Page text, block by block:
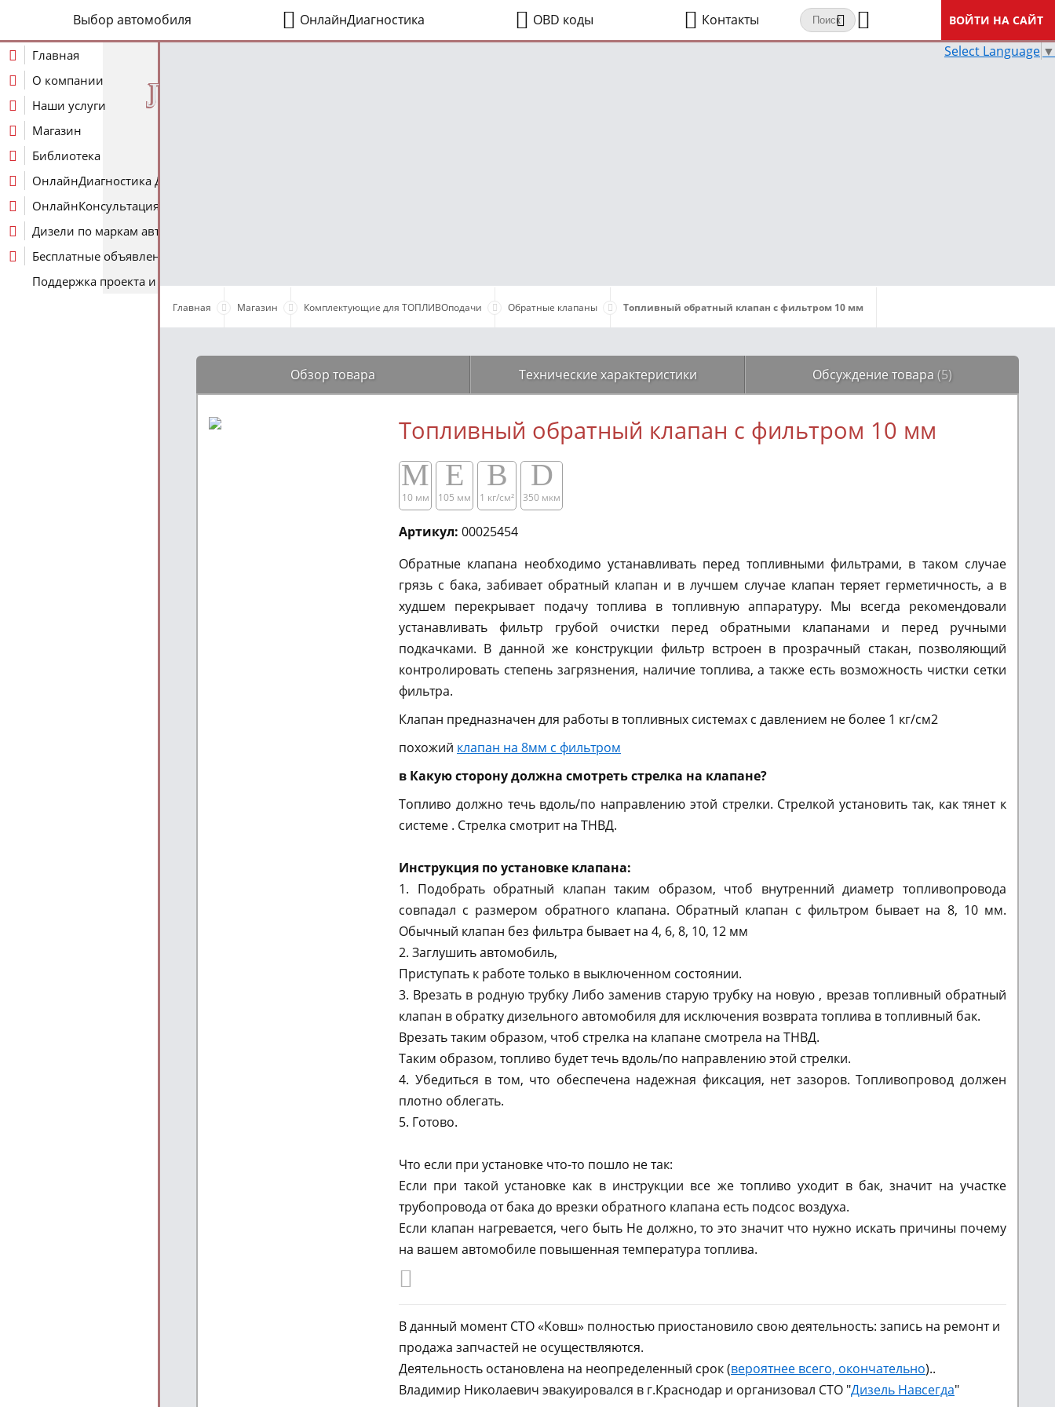
Выбор автомобиля ОнлайнДиагностика OBD коды Контакты ВОЙТИ НА САЙТ
J
Главная
О компании
Наши услуги
Магазин
Библиотека
ОнлайнДиагностика Дизеля
ОнлайнКонсультация по Дизелю
Дизели по маркам авто
Бесплатные объявления
Поддержка проекта и оплата услуг
Select Language ▼
Главная Магазин Комплектующие для ТОПЛИВОподачи Обратные клапаны Топливный обратный клапан с фильтром 10 мм
Обзор товара Технические характеристики Обсуждение товара (5)
Топливный обратный клапан с фильтром 10 мм
M
10 мм
E
105 мм
B
1 кг/см²​​
D
350 мкм
Артикул: 00025454
Обратные клапана необходимо устанавливать перед топливными фильтрами, в таком случае
грязь с бака, забивает обратный клапан и в лучшем случае клапан теряет герметичность, а в
худшем перекрывает подачу топлива в топливную аппаратуру. Мы всегда рекомендовали
устанавливать фильтр грубой очистки перед обратными клапанами и перед ручными
подкачками. В данной же конструкции фильтр встроен в прозрачный стакан, позволяющий
контролировать степень загрязнения, наличие топлива, а также есть возможность чистки сетки
фильтра.
Клапан предназначен для работы в топливных системах с давлением не более 1 кг/см2
похожий клапан на 8мм с фильтром
в Какую сторону должна смотреть стрелка на клапане?
Топливо должно течь вдоль/по направлению этой стрелки. Стрелкой установить так, как тянет к
системе . Стрелка смотрит на ТНВД.
Инструкция по установке клапана:
1. Подобрать обратный клапан таким образом, чтоб внутренний диаметр топливопровода
совпадал с размером обратного клапана. Обратный клапан с фильтром бывает на 8, 10 мм.
Обычный клапан без фильтра бывает на 4, 6, 8, 10, 12 мм
2. Заглушить автомобиль,
Приступать к работе только в выключенном состоянии.
3. Врезать в родную трубку Либо заменив старую трубку на новую , врезав топливный обратный
клапан в обратку дизельного автомобиля для исключения возврата топлива в топливный бак.
Врезать таким образом, чтоб стрелка на клапане смотрела на ТНВД.
Таким образом, топливо будет течь вдоль/по направлению этой стрелки.
4. Убедиться в том, что обеспечена надежная фиксация, нет зазоров. Топливопровод должен
плотно облегать.
5. Готово.
Что если при установке что-то пошло не так:
Если при такой установке как в инструкции все же топливо уходит в бак, значит на участке
трубопровода от бака до врезки обратного клапана есть подсос воздуха.
Если клапан нагревается, чего быть Не должно, то это значит что нужно искать причины почему
на вашем автомобиле повышенная температура топлива.
В данный момент СТО «Ковш» полностью приостановило свою деятельность: запись на ремонт и
продажа запчастей не осуществляются.
Деятельность остановлена на неопределенный срок (вероятнее всего, окончательно)..
Владимир Николаевич эвакуировался в г.Краснодар и организовал СТО "Дизель Навсегда"